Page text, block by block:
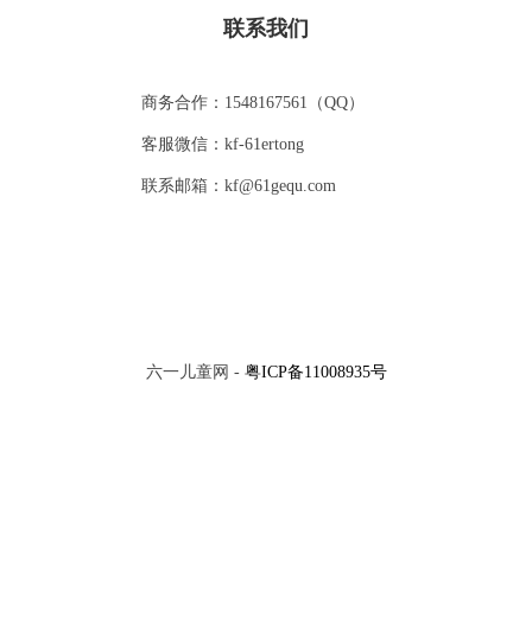
联系我们
商务合作：1548167561（QQ）
客服微信：kf-61ertong
联系邮箱：kf@61gequ.com
六一儿童网 - 粤ICP备11008935号